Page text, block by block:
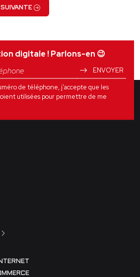
digitale ! Parlons-en 😉
ENVOYER
de téléphone, j'accepte que les
utilisées pour permettre de me